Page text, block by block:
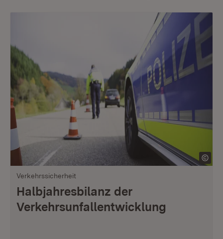
Verkehrssicherheit
Halbjahresbilanz der
Verkehrsunfallentwicklung